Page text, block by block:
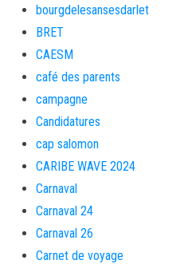
bourgdelesansesdarlet
BRET
CAESM
café des parents
campagne
Candidatures
cap salomon
CARIBE WAVE 2024
Carnaval
Carnaval 24
Carnaval 26
Carnet de voyage